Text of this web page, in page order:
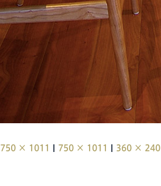
750 × 1011 | 750 × 1011 | 360 × 240